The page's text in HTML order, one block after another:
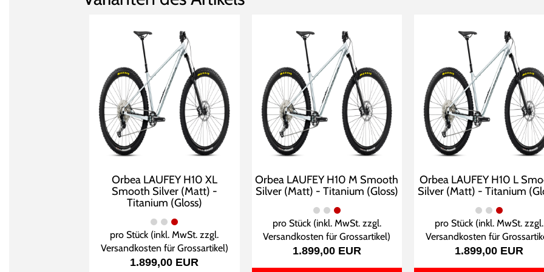
Orbea LAUFEY H10 XL
Smooth Silver (Matt) -
Titanium (Gloss)
pro Stück (inkl. MwSt. zzgl.
Versandkosten für Grossartikel)
1.899,00 EUR
Orbea LAUFEY H10 M Smooth
Silver (Matt) - Titanium (Gloss)
pro Stück (inkl. MwSt. zzgl.
Versandkosten für Grossartikel)
1.899,00 EUR
Orbea LAUFEY H10 L
Silver (Matt) - Titanium
pro Stück (inkl. MwSt. zzgl.
Versandkosten für
1.899,00 EUR